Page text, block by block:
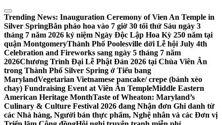
Skip
to
content
Trending News: Inauguration Ceremony of Vien An Temple in
Silver SpringBắn pháo hoa vào 7 giờ 30 tối thứ Sáu ngày 3
tháng 7 năm 2026 kỷ niệm Ngày Độc Lập Hoa Kỳ 250 năm tại
quận MontgomeryThành Phố Poolesville dời Lễ hội July 4th
Celebration and Fireworks sang ngày 5 tháng 7 năm
2026Chương Trình Đại Lễ Phật Đản 2026 tại Chùa Viên Ân
trong Thành Phố Silver Spring ở Tiểu bang
MarylandVegetarian Vietnamese pancake/ crepe (bánh xèo
chay) Fundraising Event at Viên Ân TempleMiddle Eastern
American Heritage MonthTaste of Wheaton: Maryland’s
Culinary & Culture Festival 2026 đang Nhận đơn Ghi danh từ
các Nhà hàng, Người bán thực phẩm, Nghệ nhân và các Đơn vị